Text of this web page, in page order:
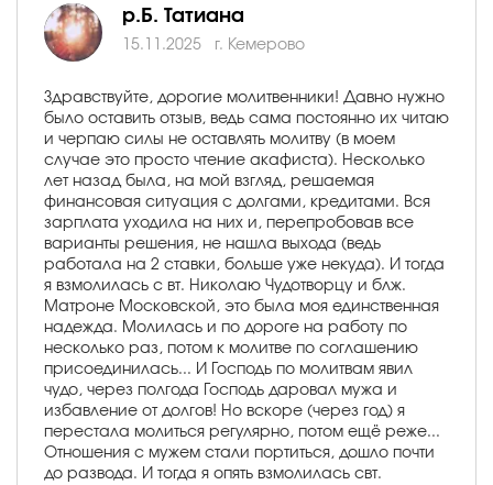
р.Б. Татиана
15.11.2025 г. Кемерово
Здравствуйте, дорогие молитвенники! Давно нужно
было оставить отзыв, ведь сама постоянно их читаю
и черпаю силы не оставлять молитву (в моем
случае это просто чтение акафиста). Несколько
лет назад была, на мой взгляд, решаемая
финансовая ситуация с долгами, кредитами. Вся
зарплата уходила на них и, перепробовав все
варианты решения, не нашла выхода (ведь
работала на 2 ставки, больше уже некуда). И тогда
я взмолилась с вт. Николаю Чудотворцу и блж.
Матроне Московской, это была моя единственная
надежда. Молилась и по дороге на работу по
несколько раз, потом к молитве по соглашению
присоединилась... И Господь по молитвам явил
чудо, через полгода Господь даровал мужа и
избавление от долгов! Но вскоре (через год) я
перестала молиться регулярно, потом ещё реже...
Отношения с мужем стали портиться, дошло почти
до развода. И тогда я опять взмолилась свт.